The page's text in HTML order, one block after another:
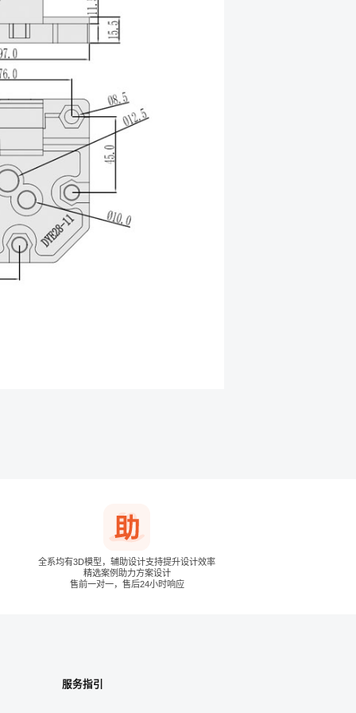
全系均有3D模型，辅助设计支持提升设计效率
精选案例助力方案设计
售前一对一，售后24小时响应
服务指引